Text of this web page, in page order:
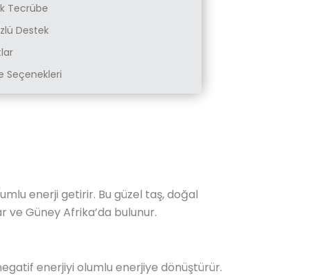
Tecrübe
Destek
Seçenekleri
enerji getirir. Bu güzel taş, doğal
Güney Afrika’da bulunur.
enerjiyi olumlu enerjiye dönüştürür.